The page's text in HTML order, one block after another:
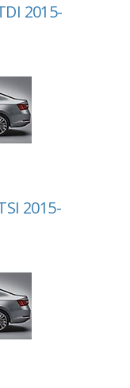
2015-
2015-